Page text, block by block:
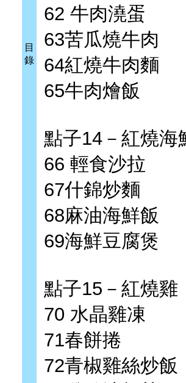
目
錄
62 牛肉澆蛋
63苦瓜燒牛肉
64紅燒牛肉麵
65牛肉燴飯
點子14－紅燒海
66 輕食沙拉
67什錦炒麵
68麻油海鮮飯
69海鮮豆腐煲
點子15－紅燒雞
70 水晶雞凍
71春餅捲
72青椒雞絲炒飯